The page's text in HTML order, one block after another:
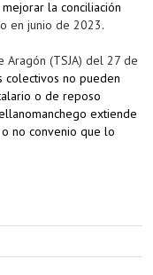
la conciliación
en junio de 2023.
(TSJA) del 27 de
colectivos no pueden
o de reposo
extiende
no convenio que lo